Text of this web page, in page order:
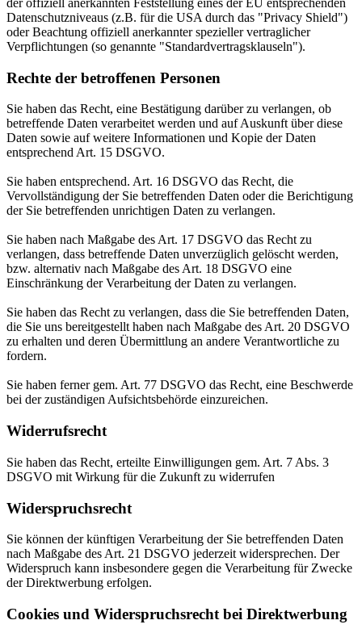
der offiziell anerkannten Feststellung eines der EU entsprechenden
Datenschutzniveaus (z.B. für die USA durch das "Privacy Shield")
oder Beachtung offiziell anerkannter spezieller vertraglicher
Verpflichtungen (so genannte "Standardvertragsklauseln").
Rechte der betroffenen Personen
Sie haben das Recht, eine Bestätigung darüber zu verlangen, ob
betreffende Daten verarbeitet werden und auf Auskunft über diese
Daten sowie auf weitere Informationen und Kopie der Daten
entsprechend Art. 15 DSGVO.
Sie haben entsprechend. Art. 16 DSGVO das Recht, die
Vervollständigung der Sie betreffenden Daten oder die Berichtigung
der Sie betreffenden unrichtigen Daten zu verlangen.
Sie haben nach Maßgabe des Art. 17 DSGVO das Recht zu
verlangen, dass betreffende Daten unverzüglich gelöscht werden,
bzw. alternativ nach Maßgabe des Art. 18 DSGVO eine
Einschränkung der Verarbeitung der Daten zu verlangen.
Sie haben das Recht zu verlangen, dass die Sie betreffenden Daten,
die Sie uns bereitgestellt haben nach Maßgabe des Art. 20 DSGVO
zu erhalten und deren Übermittlung an andere Verantwortliche zu
fordern.
Sie haben ferner gem. Art. 77 DSGVO das Recht, eine Beschwerde
bei der zuständigen Aufsichtsbehörde einzureichen.
Widerrufsrecht
Sie haben das Recht, erteilte Einwilligungen gem. Art. 7 Abs. 3
DSGVO mit Wirkung für die Zukunft zu widerrufen
Widerspruchsrecht
Sie können der künftigen Verarbeitung der Sie betreffenden Daten
nach Maßgabe des Art. 21 DSGVO jederzeit widersprechen. Der
Widerspruch kann insbesondere gegen die Verarbeitung für Zwecke
der Direktwerbung erfolgen.
Cookies und Widerspruchsrecht bei Direktwerbung